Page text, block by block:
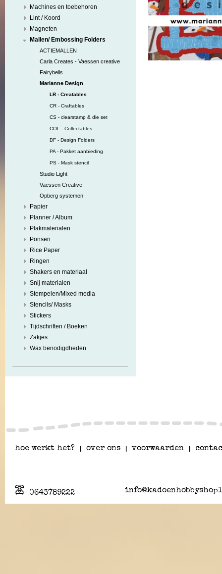
Machines en toebehoren
Lint / Koord
Magneten
Mallen/ Embossing Folders
ACTIEMALLEN
Carla Creates - Vaessen creative
Fairybells
Marianne Design
LR - Creatables
CR - Craftables
CS - clearstamp & die set
COL - Collectables
DF - Design Folders
PA - Pakket aanbieding
PS - Mask stencil
Studio Light
Vaessen Creative
Opberg systemen
Papier
Planner / Album
Plakmaterialen
Ponsen
Rice Paper
Ringen
Shakers en materiaal
Snij materialen
Stempelen/Mixed media
Stencils/ Masks
Stickers
Tijdschriften / Boeken
Zakjes
Wax benodigdheden
hoe werkt het? over ons voorwaarden
0643789222